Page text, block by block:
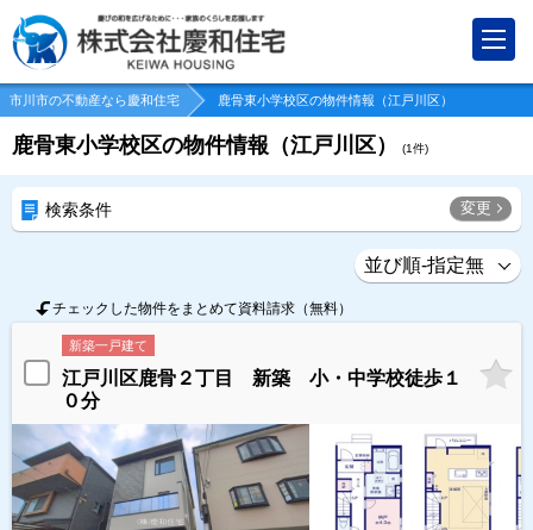
市川市の不動産なら慶和住宅 鹿骨東小学校区の物件情報（江戸川区）
鹿骨東小学校区の物件情報（江戸川区） (1件)
検索条件 変更
チェックした物件をまとめて資料請求（無料）
新築一戸建て
江戸川区鹿骨２丁目 新築 小・中学校徒歩１
０分